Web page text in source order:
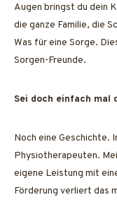
Augen bringst du dein
die ganze Familie, die
Was für eine Sorge.
Sorgen-Freunde.
Sei doch einfach mal
Noch eine Geschichte.
Physiotherapeuten.
eigene Leistung mit
Förderung verliert das